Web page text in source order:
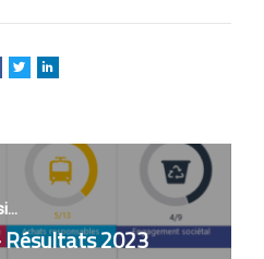
Résultats 2023